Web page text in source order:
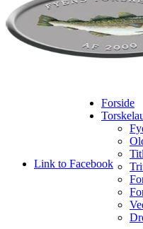
Link to Facebook
Forside